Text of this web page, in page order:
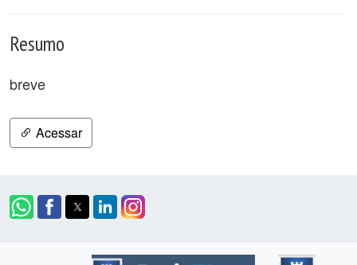
Resumo
breve
Acessar